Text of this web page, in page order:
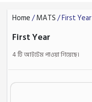
Home/MATS/ First Year
First Year
4 টি আইটেম পাওয়া গিয়েছে।